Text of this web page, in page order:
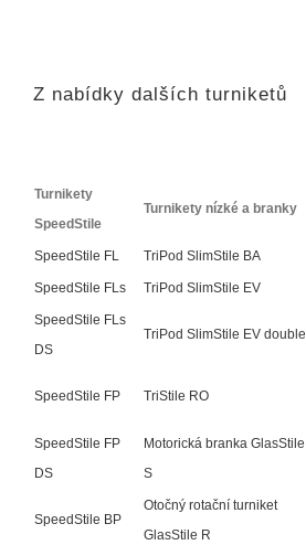
Z nabídky dalších turniketů
Turnikety
SpeedStile
Turnikety nízké a branky
SpeedStile FL TriPod SlimStile BA
SpeedStile FLs TriPod SlimStile EV
SpeedStile FLs
DS
TriPod SlimStile EV double
SpeedStile FP TriStile RO
SpeedStile FP
DS
Motorická branka GlasStile
S
SpeedStile BP
Otočný rotační turniket
GlasStile R